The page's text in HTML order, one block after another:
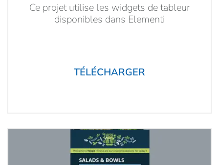
Ce projet utilise les widgets de tableur
disponibles dans Elementi
TÉLÉCHARGER